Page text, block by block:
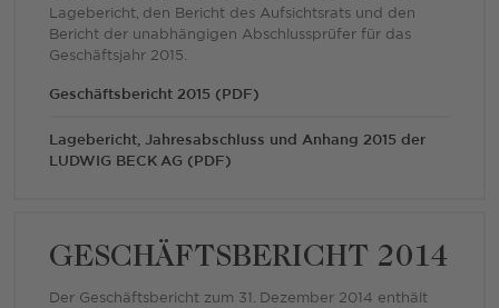
Lagebericht, den Bericht des Aufsichtsrats und den
Bericht der unabhängigen Abschlussprüfer für das
Geschäftsjahr 2015.
Geschäftsbericht 2015 (PDF)
Lagebericht, Jahresabschluss und Anhang 2015 der
LUDWIG BECK AG (PDF)
GESCHÄFTSBERICHT 2014
Der Geschäftsbericht zum 31. Dezember 2014 enthält